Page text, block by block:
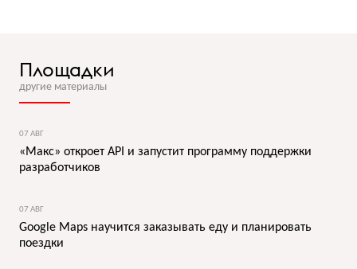
Площадки
другие материалы
07 АВГ
«Макс» откроет API и запустит программу поддержки
разработчиков
07 АВГ
Google Maps научится заказывать еду и планировать
поездки